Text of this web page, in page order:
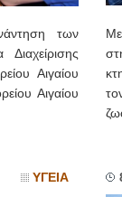
των
Αιγαίου
Αιγαίου
ΥΓΕΙΑ